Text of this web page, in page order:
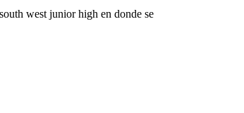
west junior high en donde se